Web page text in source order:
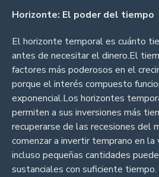
Horizonte: El poder del tiempo
El horizonte temporal es cuánto
antes de necesitar el dinero.El
factores más poderosos en el
porque el interés compuesto
exponencial.Los horizontes
permiten a sus inversiones más
recuperarse de las recesiones del
comenzar a invertir temprano en la
incluso pequeñas cantidades
sustanciales con suficiente tiempo.